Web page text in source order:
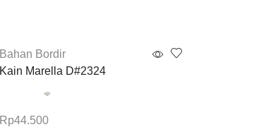
Bahan Bordir
Kain Marella D#2324
Rp44.500